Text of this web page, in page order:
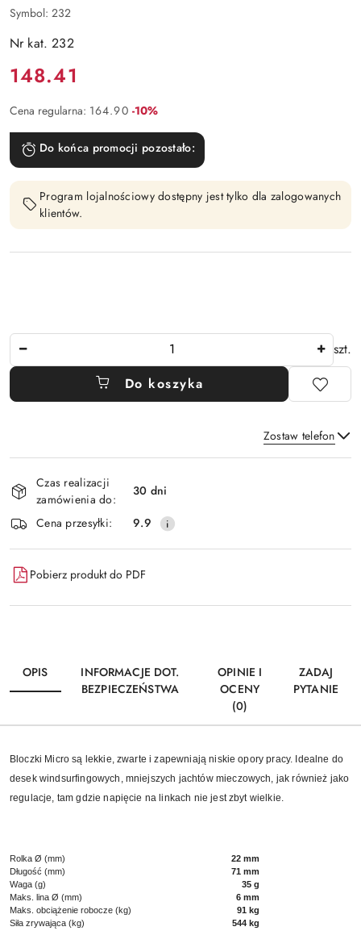
Symbol: 232
Nr kat. 232
Cena:
148.41
Cena regularna: 164.90 Rabat:
-10%
Do końca promocji pozostało:
Program lojalnościowy dostępny jest tylko dla zalogowanych
klientów.
szt.
Do koszyka
Zostaw telefon
Dostępność
i
dostawa
Czas realizacji
zamówienia do:
30 dni
Cena przesyłki:
9.9
Pobierz produkt do PDF
OPIS
INFORMACJE DOT.
BEZPIECZEŃSTWA
OPINIE I
OCENY
(0)
ZADAJ
PYTANIE
Bloczki Micro są lekkie, zwarte i zapewniają niskie opory pracy. Idealne do
desek windsurfingowych, mniejszych jachtów mieczowych, jak również jako
regulacje, tam gdzie napięcie na linkach nie jest zbyt wielkie.
Rolka Ø (mm)
22 mm
Długość (mm)
71 mm
Waga (g)
35 g
Maks. lina Ø (mm)
6 mm
Maks. obciążenie robocze (kg)
91 kg
Siła zrywająca (kg)
544 kg